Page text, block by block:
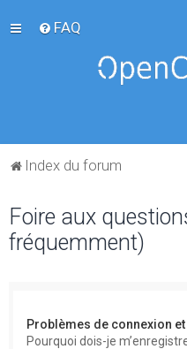
FAQ
Index du forum
Foire aux
fréquemment)
Problèmes de connexion
Pourquoi dois-je